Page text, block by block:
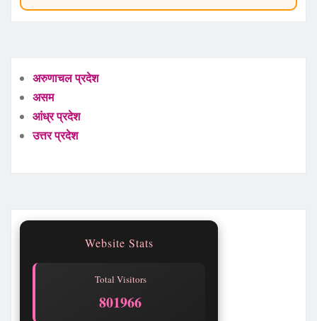
अरुणाचल प्रदेश
असम
आंध्र प्रदेश
उत्तर प्रदेश
Website Stats
Total Visitors
801966